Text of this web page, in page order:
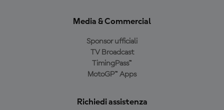
Media & Commercial
Sponsor ufficiali
TV Broadcast
TimingPass™
MotoGP™ Apps
Richiedi assistenza